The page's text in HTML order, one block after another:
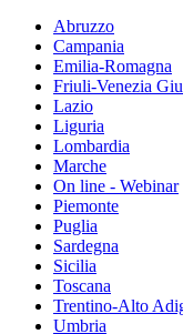
Abruzzo
Campania
Emilia-Romagna
Friuli-Venezia
Lazio
Liguria
Lombardia
Marche
On line - Webinar
Piemonte
Puglia
Sardegna
Sicilia
Toscana
Trentino-Alto
Umbria